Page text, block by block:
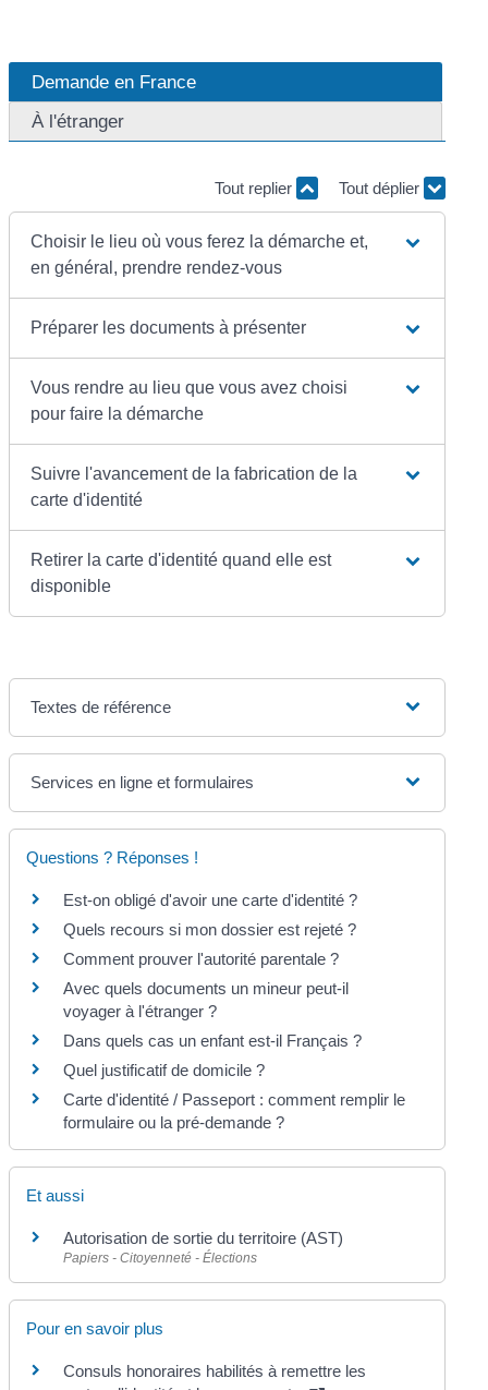
Demande en France
À l'étranger
Tout replier Tout déplier
Choisir le lieu où vous ferez la démarche et,
en général, prendre rendez-vous
Préparer les documents à présenter
Vous rendre au lieu que vous avez choisi
pour faire la démarche
Suivre l'avancement de la fabrication de la
carte d'identité
Retirer la carte d'identité quand elle est
disponible
Textes de référence
Services en ligne et formulaires
Questions ? Réponses !
Est-on obligé d'avoir une carte d'identité ?
Quels recours si mon dossier est rejeté ?
Comment prouver l'autorité parentale ?
Avec quels documents un mineur peut-il
voyager à l'étranger ?
Dans quels cas un enfant est-il Français ?
Quel justificatif de domicile ?
Carte d'identité / Passeport : comment remplir le
formulaire ou la pré-demande ?
Et aussi
Autorisation de sortie du territoire (AST)
Papiers - Citoyenneté - Élections
Pour en savoir plus
Consuls honoraires habilités à remettre les